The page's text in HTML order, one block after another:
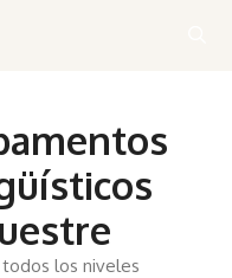
los niveles